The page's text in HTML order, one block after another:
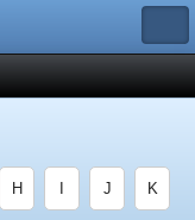
H J K